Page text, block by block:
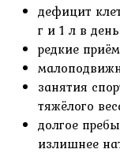
дефицит
г и 1 л в
редкие
занятия
тяжёлого
долгое
излишнее